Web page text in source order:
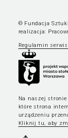
© Fundacja
realizacja:
Regulamin
Na naszej
które strona
urządzeniu
Kliknij tu, aby